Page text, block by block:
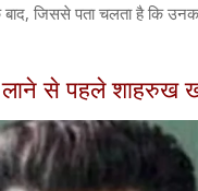
जिससे पता चलता है कि
से पहले शाहरुख